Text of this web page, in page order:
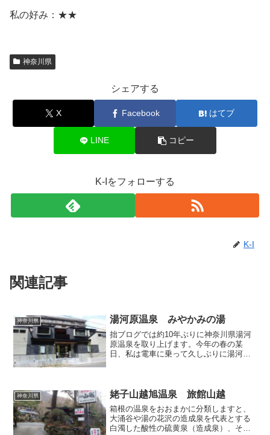
私の好み：★★
神奈川県
シェアする
X Facebook はてブ
LINE コピー
K-Iをフォローする
K-I
関連記事
神奈川県 湯河原温泉 みやかみの湯
拙ブログでは約10年ぶりに神奈川県湯河
原温泉を取り上げます。今年の春の某
日、私は電車に乗って久しぶりに湯河原
しを謳っているので...
神奈川県 姥子山越旭温泉 旅館山越
箱根の温泉をおおまかに分類しますと、
大涌谷や湯の花沢の造成泉を代表とする
白濁した酸性の硫黄泉（造成泉）、そこ